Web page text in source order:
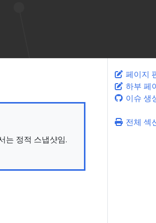
는 정적 스냅샷임.
페이지
하부 페
이슈 생
전체 섹